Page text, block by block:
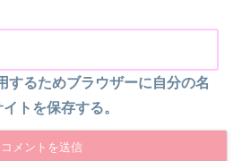
するためブラウザーに自分の名
トを保存する。